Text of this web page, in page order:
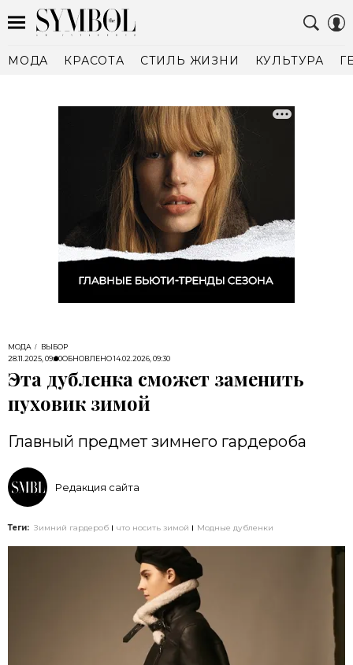
МОДА КРАСОТА СТИЛЬ ЖИЗНИ КУЛЬТУРА
МОДА
ВЫБОР
28.11.2025, 09:00ОБНОВЛЕНО14.02.2026, 09:30
Эта дубленка сможет заменить
пуховик зимой
Главный предмет зимнего гардероба
Редакция сайта
Теги: Зимний гардероб что носить зимой Модные дубленки